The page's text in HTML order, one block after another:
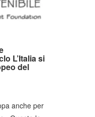
L’Italia si
del
anche per